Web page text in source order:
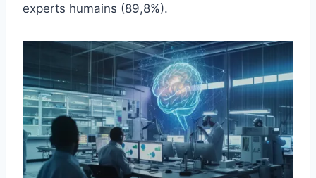
experts humains (89,8%).